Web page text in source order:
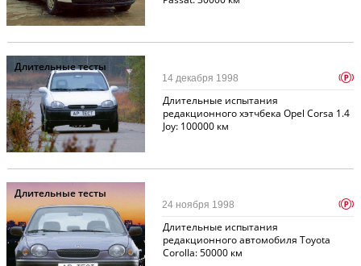
Длительные тесты
Длительные испытания
редакционного хэтчбека Opel Corsa 1.4
Joy: 100000 км
14 декабря 1998 p
Длительные тесты
Длительные испытания
редакционного автомобиля Toyota
Corolla: 50000 км
24 ноября 1998 p